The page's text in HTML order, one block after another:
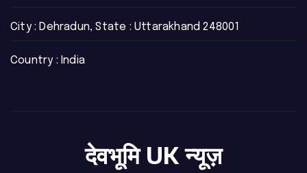
City : Dehradun, State : Uttarakhand 248001
Country : India
देवभूमि UK न्यूज़